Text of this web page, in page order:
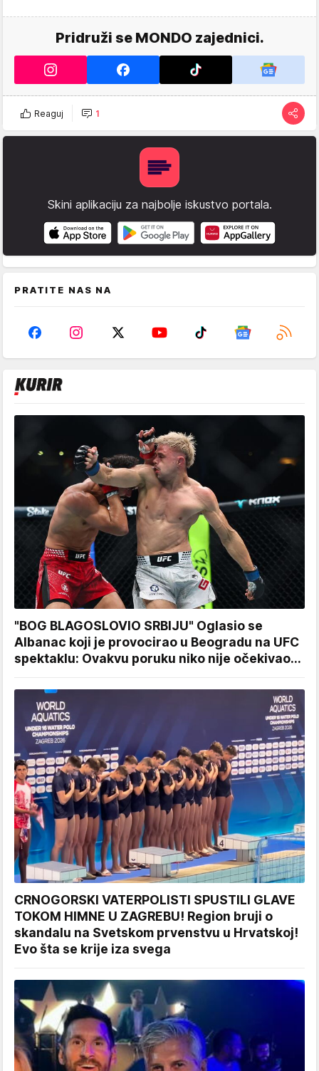
Pridruži se MONDO zajednici.
Reaguj 1
Skini aplikaciju za najbolje iskustvo portala.
PRATITE NAS NA
"BOG BLAGOSLOVIO SRBIJU" Oglasio se
Albanac koji je provocirao u Beogradu na UFC
spektaklu: Ovakvu poruku niko nije očekivao...
CRNOGORSKI VATERPOLISTI SPUSTILI GLAVE
TOKOM HIMNE U ZAGREBU! Region bruji o
skandalu na Svetskom prvenstvu u Hrvatskoj!
Evo šta se krije iza svega